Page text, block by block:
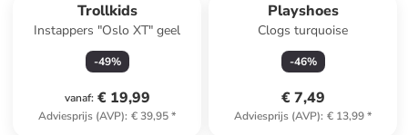
Trollkids
Instappers "Oslo XT" geel
-49%
vanaf: € 19,99
Adviesprijs (AVP): € 39,95*
Playshoes
Clogs turquoise
-46%
€ 7,49
Adviesprijs (AVP): € 13,99*